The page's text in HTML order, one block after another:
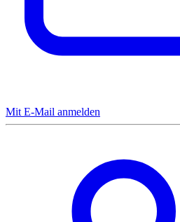
Mit E-Mail anmelden